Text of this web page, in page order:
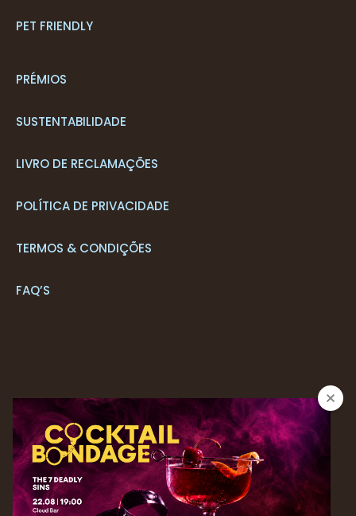
PET FRIENDLY
PRÉMIOS
SUSTENTABILIDADE
LIVRO DE RECLAMAÇÕES
POLÍTICA DE PRIVACIDADE
TERMOS & CONDIÇÕES
FAQ’S
CONTACTOS
+351 291 205 700*
RESERVAS